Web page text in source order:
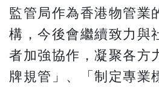
監管局作為香港物管業
構，今後會繼續致力與
者加強協作，凝聚各方
牌規管」、「制定專業